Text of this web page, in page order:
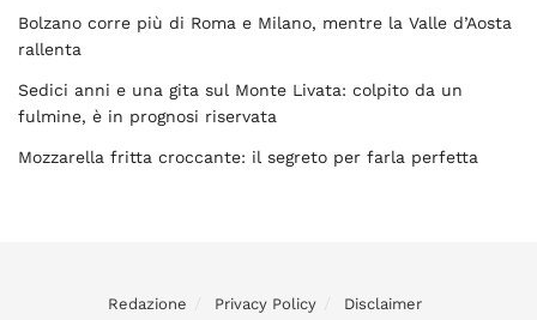
Bolzano corre più di Roma e Milano, mentre la Valle d’Aosta
rallenta
Sedici anni e una gita sul Monte Livata: colpito da un
fulmine, è in prognosi riservata
Mozzarella fritta croccante: il segreto per farla perfetta
Redazione Privacy Policy Disclaimer